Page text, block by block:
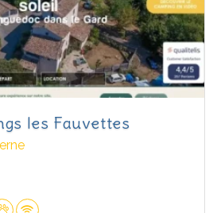
les Fauvettes